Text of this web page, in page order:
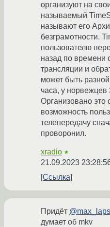
организуют на
называемый
называют его
безграмотности.
пользователю
назад по времени
трансляции и
может быть
часа, у норвежцев
Организовано это
возможность
телепередачу
проворонил.
xradio ★
21.09.2023
Ссылка
Придёт
думает об mkv